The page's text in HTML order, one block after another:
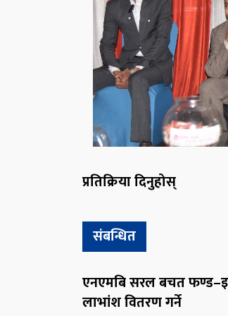
प्रतिक्रिया दिनुहोस्
संबन्धित
एनएमबि सरल बचत
लाभांश वितरण गर्ने